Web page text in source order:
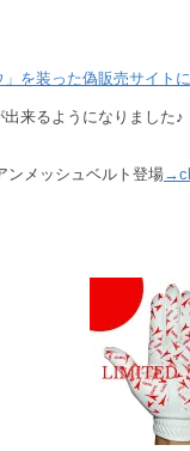
を装った偽販売サイト
来るようになりました♪
ンメッシュベルト登場